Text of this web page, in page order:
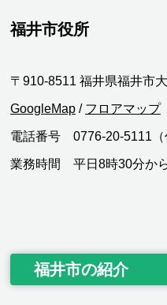
福井市役所
〒910-8511 福井県福井市
GoogleMap / フロアマップ
電話番号 0776-20-5111（
業務時間 平日8時30分か
福井市の紹介